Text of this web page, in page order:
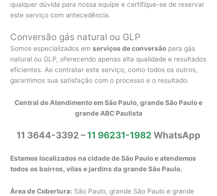
qualquer dúvida para nossa equipe e certifique-se de reservar
este serviço com antecedência.
Conversão gás natural ou GLP
Somos especializados emserviços de conversão para gás
natural ou GLP, oferecendo apenas alta qualidade e resultados
eficientes. Ao contratar este serviço, como todos os outros,
garantimos sua satisfação com o processo e o resultado.
Central de Atendimento em São Paulo, grande São Paulo e
grande ABC Paulista
11 3644-3392 –11 96231-1982 WhatsApp
Estamos localizados na cidade de São Paulo e atendemos
todos os bairros, vilas e jardins da grande São Paulo.
Área de Cobertura: São Paulo, grande São Paulo e grande